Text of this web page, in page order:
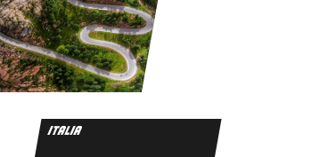
ITALIA